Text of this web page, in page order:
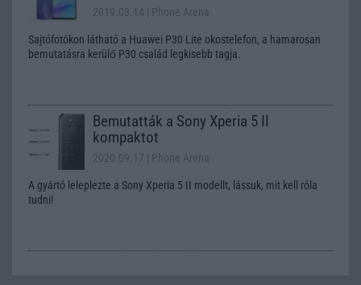
2019.03.14 | Phone Arena
Sajtófotókon látható a Huawei P30 Lite okostelefon, a hamarosan
bemutatásra kerülő P30 család legkisebb tagja.
Bemutatták a Sony Xperia 5 II
kompaktot
2020.09.17 | Phone Arena
A gyártó leleplezte a Sony Xperia 5 II modellt, lássuk, mit kell róla
tudni!